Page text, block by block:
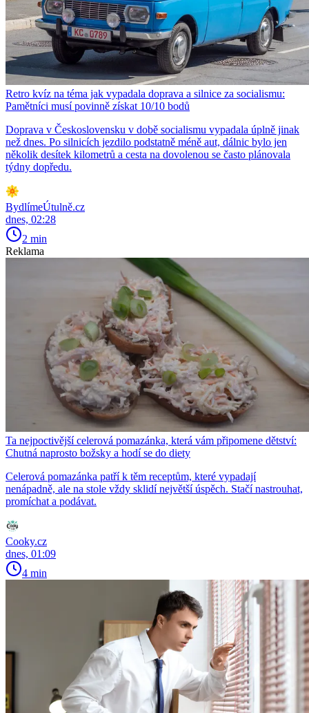
Retro kvíz na téma jak vypadala doprava a silnice za socialismu:
Pamětníci musí povinně získat 10/10 bodů
Doprava v Československu v době socialismu vypadala úplně jinak
než dnes. Po silnicích jezdilo podstatně méně aut, dálnic bylo jen
několik desítek kilometrů a cesta na dovolenou se často plánovala
týdny dopředu.
BydlímeÚtulně.cz
dnes, 02:28
2 min
Reklama
Ta nejpoctivější celerová pomazánka, která vám připomene dětství:
Chutná naprosto božsky a hodí se do diety
Celerová pomazánka patří k těm receptům, které vypadají
nenápadně, ale na stole vždy sklidí největší úspěch. Stačí nastrouhat,
promíchat a podávat.
Cooky.cz
dnes, 01:09
4 min